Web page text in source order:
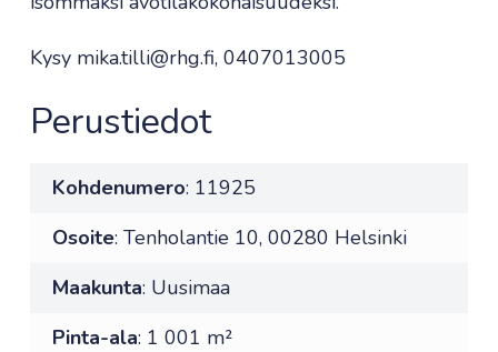
Kysy mika.tilli@rhg.fi, 0407013005
Perustiedot
Kohdenumero: 11925
Osoite: Tenholantie 10, 00280 Helsinki
Maakunta: Uusimaa
Pinta-ala: 1 001 m²